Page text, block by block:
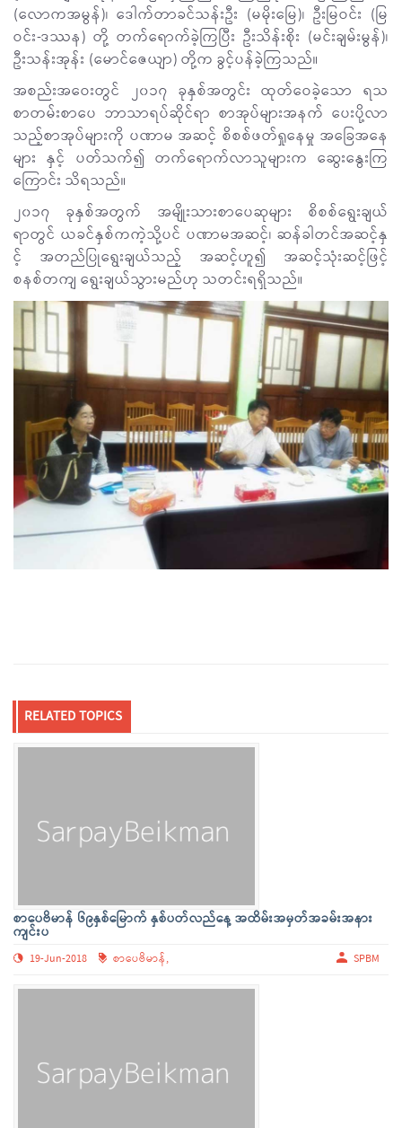
(လောကအမွန်)၊ ဒေါက်တာခင်သန်းဦး (မမိုးမြေ)၊ ဦးမြဝင်း (မြ
ဝင်း-ဒဿန) တို့ တက်ရောက်ခဲ့ကြပြီး ဦးသိန်းစိုး (မင်းချမ်းမွန်)၊
ဦးသန်းအုန်း (မောင်ဇေယျာ) တို့က ခွင့်ပန်ခဲ့ကြသည်။
အစည်းအဝေးတွင် ၂၀၁၇ ခုနှစ်အတွင်း ထုတ်ဝေခဲ့သော ရသ
စာတမ်းစာပေ ဘာသာရပ်ဆိုင်ရာ စာအုပ်များအနက် ပေးပို့လာ
သည့်စာအုပ်များကို ပဏာမ အဆင့် စိစစ်ဖတ်ရှုနေမှု အခြေအနေ
များ နှင့် ပတ်သက်၍ တက်ရောက်လာသူများက ဆွေးနွေးကြ
ကြောင်း သိရသည်။
၂၀၁၇ ခုနှစ်အတွက် အမျိုးသားစာပေဆုများ စိစစ်ရွေးချယ်
ရာတွင် ယခင်နှစ်ကကဲ့သို့ပင် ပဏာမအဆင့်၊ ဆန်ခါတင်အဆင့်နှ
င့် အတည်ပြုရွေးချယ်သည့် အဆင့်ဟူ၍ အဆင့်သုံးဆင့်ဖြင့်
စနစ်တကျ ရွေးချယ်သွားမည်ဟု သတင်းရရှိသည်။
RELATED TOPICS
စာပေဗိမာန် ၆၉နှစ်မြောက် နှစ်ပတ်လည်နေ့ အထိမ်းအမှတ်အခမ်းအနား
ကျင်းပ
19-Jun-2018 စာပေဗိမာန်, SPBM